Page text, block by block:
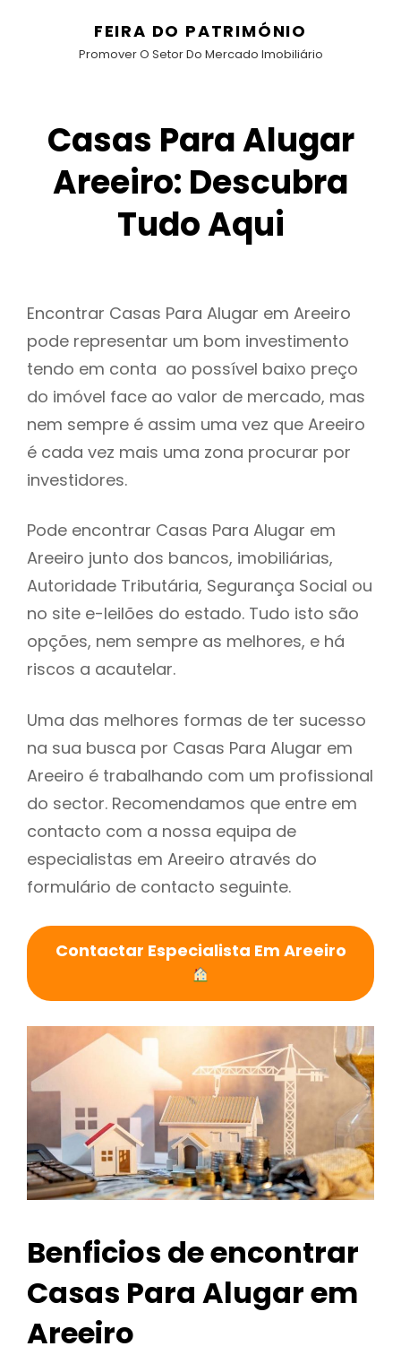
FEIRA DO PATRIMÓNIO
Promover O Setor Do Mercado Imobiliário
Casas Para Alugar
Areeiro: Descubra
Tudo Aqui
Encontrar Casas Para Alugar em Areeiro
pode representar um bom investimento
tendo em conta ao possível baixo preço
do imóvel face ao valor de mercado, mas
nem sempre é assim uma vez que Areeiro
é cada vez mais uma zona procurar por
investidores.
Pode encontrar Casas Para Alugar em
Areeiro junto dos bancos, imobiliárias,
Autoridade Tributária, Segurança Social ou
no site e-leilões do estado. Tudo isto são
opções, nem sempre as melhores, e há
riscos a acautelar.
Uma das melhores formas de ter sucesso
na sua busca por Casas Para Alugar em
Areeiro é trabalhando com um profissional
do sector. Recomendamos que entre em
contacto com a nossa equipa de
especialistas em Areeiro através do
formulário de contacto seguinte.
Contactar Especialista Em Areeiro
Benficios de encontrar
Casas Para Alugar em
Areeiro